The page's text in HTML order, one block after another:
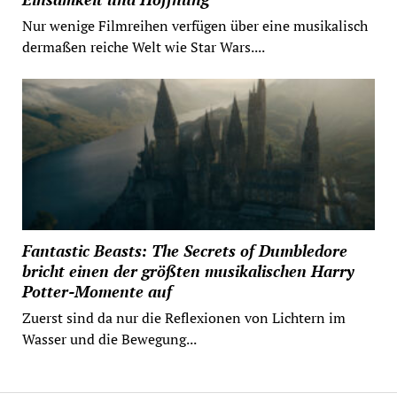
Nur wenige Filmreihen verfügen über eine musikalisch
dermaßen reiche Welt wie Star Wars....
Fantastic Beasts: The Secrets of Dumbledore
bricht einen der größten musikalischen Harry
Potter-Momente auf
Zuerst sind da nur die Reflexionen von Lichtern im
Wasser und die Bewegung...